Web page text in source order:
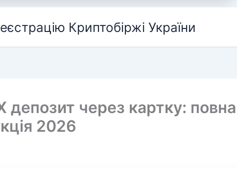
Криптобіржі України
депозит через картку: повна
2026